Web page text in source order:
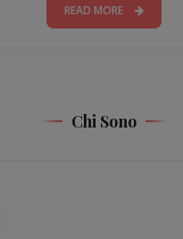
READ MORE
Chi Sono